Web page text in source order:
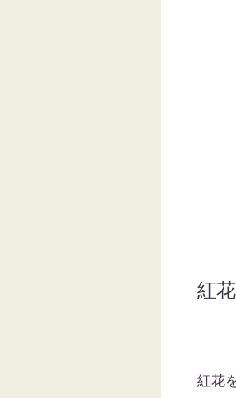
紅
紅花